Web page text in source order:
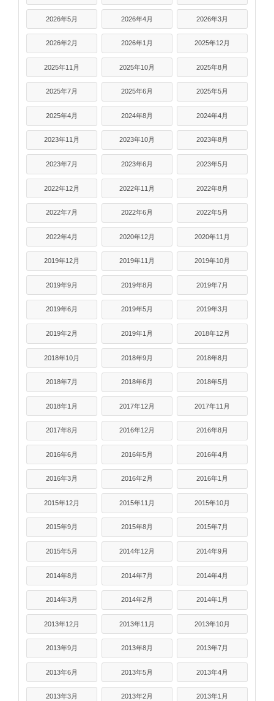
2026年5月 2026年4月 2026年3月
2026年2月 2026年1月 2025年12月
2025年11月 2025年10月 2025年8月
2025年7月 2025年6月 2025年5月
2025年4月 2024年8月 2024年4月
2023年11月 2023年10月 2023年8月
2023年7月 2023年6月 2023年5月
2022年12月 2022年11月 2022年8月
2022年7月 2022年6月 2022年5月
2022年4月 2020年12月 2020年11月
2019年12月 2019年11月 2019年10月
2019年9月 2019年8月 2019年7月
2019年6月 2019年5月 2019年3月
2019年2月 2019年1月 2018年12月
2018年10月 2018年9月 2018年8月
2018年7月 2018年6月 2018年5月
2018年1月 2017年12月 2017年11月
2017年8月 2016年12月 2016年8月
2016年6月 2016年5月 2016年4月
2016年3月 2016年2月 2016年1月
2015年12月 2015年11月 2015年10月
2015年9月 2015年8月 2015年7月
2015年5月 2014年12月 2014年9月
2014年8月 2014年7月 2014年4月
2014年3月 2014年2月 2014年1月
2013年12月 2013年11月 2013年10月
2013年9月 2013年8月 2013年7月
2013年6月 2013年5月 2013年4月
2013年3月 2013年2月 2013年1月